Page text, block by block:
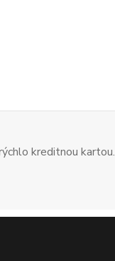
kreditnou kartou.